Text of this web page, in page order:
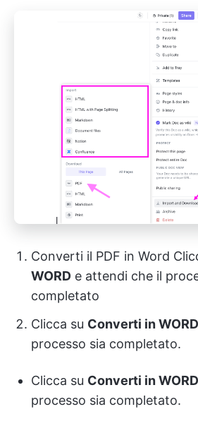
Converti il PDF in Word
WORD e attendi che il
completato
Clicca su Converti in WORD
processo sia completato.
Clicca su Converti in WORD
processo sia completato.